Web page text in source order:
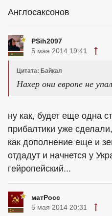
Англосаксонов
PSih2097
5 мая 2014 19:41
Цитата: Байкал
Нахер они европе не
ну как, будет еще одна
прибалтики уже
как дополнение еще и
отдадут и начнется у
гейропейский...
матРосс
5 мая 2014 20:31